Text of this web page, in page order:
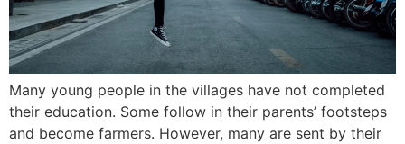
Many young people in the villages have not completed
their education. Some follow in their parents’ footsteps
and become farmers. However, many are sent by their